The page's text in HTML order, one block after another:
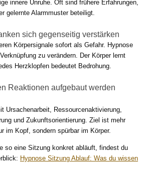
innere Unruhe. Oft sind frühere Erfahrungen,
gelernte Alarmmuster beteiligt.
sich gegenseitig verstärken
Körpersignale sofort als Gefahr. Hypnose
zu verändern. Der Körper lernt
Herzklopfen bedeutet Bedrohung.
Reaktionen aufgebaut werden
Ursachenarbeit, Ressourcenaktivierung,
und Zukunftsorientierung. Ziel ist mehr
im Kopf, sondern spürbar im Körper.
so eine Sitzung konkret abläuft, findest du
Hypnose Sitzung Ablauf: Was du wissen